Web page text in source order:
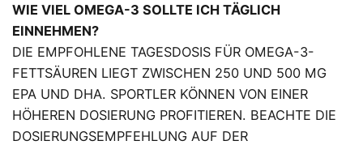
WIE VIEL OMEGA-3 SOLLTE ICH TÄGLICH
EINNEHMEN?
DIE EMPFOHLENE TAGESDOSIS FÜR OMEGA-3-
FETTSÄUREN LIEGT ZWISCHEN 250 UND 500 MG
EPA UND DHA. SPORTLER KÖNNEN VON EINER
HÖHEREN DOSIERUNG PROFITIEREN. BEACHTE DIE
DOSIERUNGSEMPFEHLUNG AUF DER